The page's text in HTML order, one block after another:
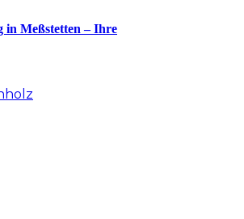
in Meßstetten – Ihre